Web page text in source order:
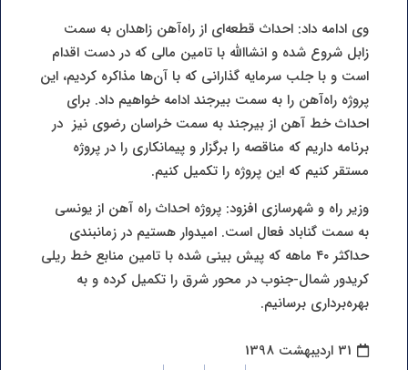
وی ادامه داد: احداث قطعه‌ای از راه‌آهن زاهدان به سمت
زابل شروع شده و انشاالله با تامین مالی که در دست اقدام
است و با جلب سرمایه گذارانی که با آن‌ها مذاکره کردیم، این
پروژه راه‌آهن را به سمت بیرجند ادامه خواهیم داد. برای
احداث خط آهن از بیرجند به سمت خراسان رضوی نیز در
برنامه داریم که مناقصه را برگزار و پیمانکاری را در پروژه
مستقر کنیم که این پروژه را تکمیل کنیم.
وزیر راه و شهرسازی افزود: پروژه احداث راه آهن از یونسی
به سمت گناباد فعال است. امیدوار هستیم در زمانبندی
حداکثر ۴۰ ماهه که پیش بینی شده با تامین منابع خط ریلی
کریدور شمال-جنوب در محور شرق را تکمیل کرده و به
بهره‌برداری برسانیم.
31 اردیبهشت 1398